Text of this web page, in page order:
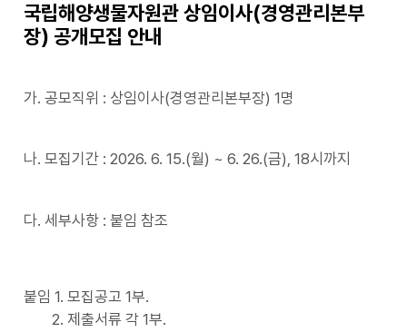
국립해양생물자원관 상임이사(경영관리본부
장) 공개모집 안내
가. 공모직위 : 상임이사(경영관리본부장) 1명
나. 모집기간 : 2026. 6. 15.(월) ~ 6. 26.(금), 18시까지
다. 세부사항 : 붙임 참조
붙임 1. 모집공고 1부.
2. 제출서류 각 1부.